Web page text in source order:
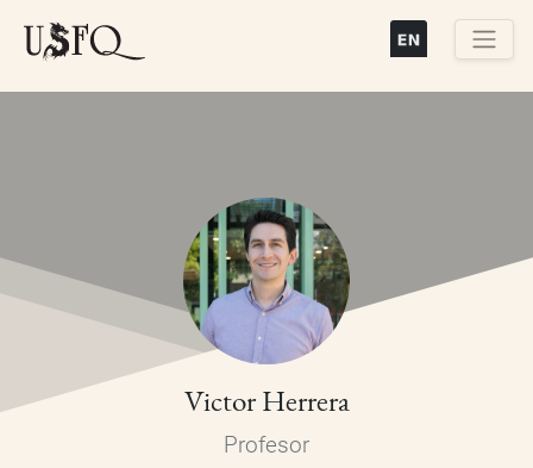
Victor Herrera
Profesor